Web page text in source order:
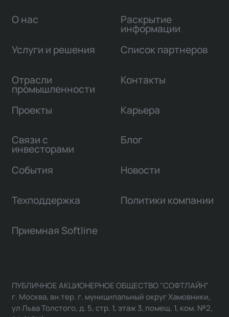
О нас
Услуги и решения
Отрасли
промышленности
Проекты
Связи с
инвесторами
Раскрытие
информации
Список партнеров
Контакты
Карьера
Блог
События Новости
Техподдержка Политики компании
Приемная Softline
ПУБЛИЧНОЕ АКЦИОНЕРНОЕ ОБЩЕСТВО "СОФТЛАЙН"
г. Москва, вн.тер. г. муниципальный округ Хамовники,
ул Льва Толстого, д. 5, стр. 1, этаж 3, помещ. 1, ком. №2,